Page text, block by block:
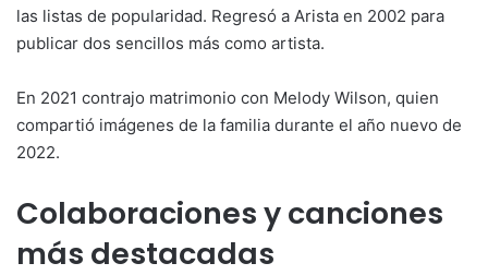
las listas de popularidad. Regresó a Arista en 2002 para
publicar dos sencillos más como artista.
En 2021 contrajo matrimonio con Melody Wilson, quien
compartió imágenes de la familia durante el año nuevo de
2022.
Colaboraciones y canciones
más destacadas